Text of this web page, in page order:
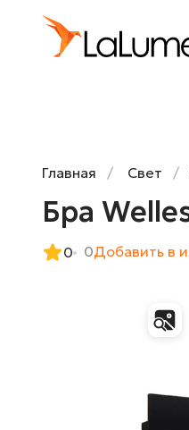
Главная Свет
Бра
0 0Добавить в
Бра Welles